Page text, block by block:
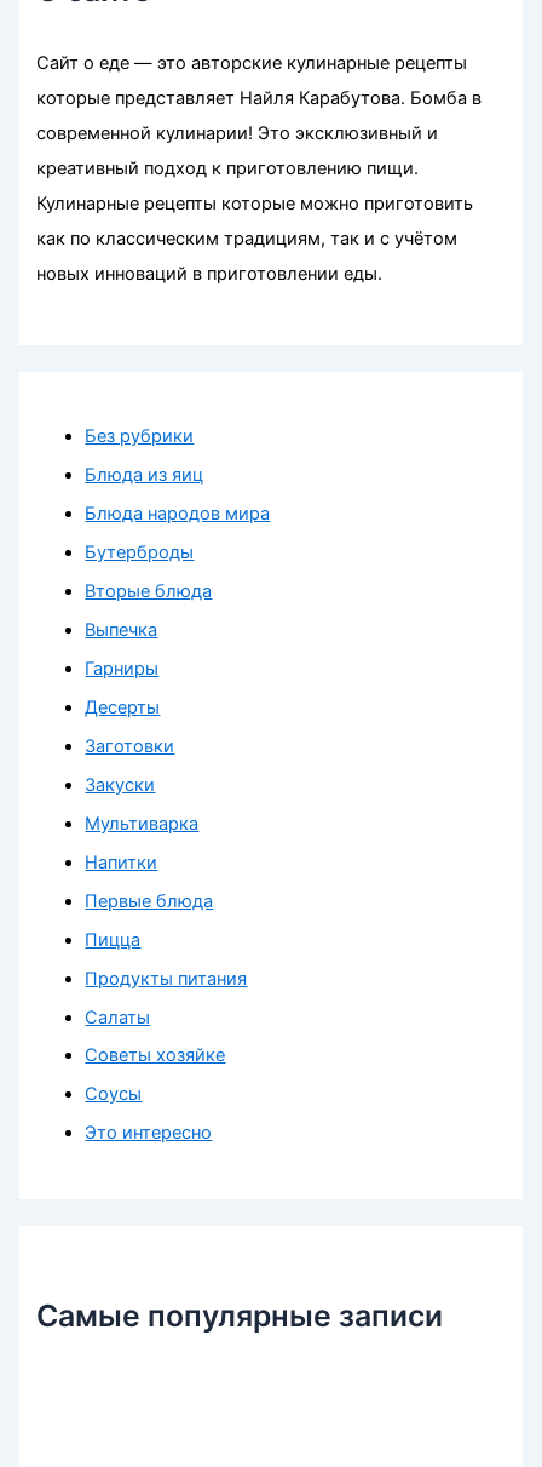
Сайт о еде — это авторские кулинарные рецепты
которые представляет Найля Карабутова. Бомба в
современной кулинарии! Это эксклюзивный и
креативный подход к приготовлению пищи.
Кулинарные рецепты которые можно приготовить
как по классическим традициям, так и с учётом
новых инноваций в приготовлении еды.
Без рубрики
Блюда из яиц
Блюда народов мира
Бутерброды
Вторые блюда
Выпечка
Гарниры
Десерты
Заготовки
Закуски
Мультиварка
Напитки
Первые блюда
Пицца
Продукты питания
Салаты
Советы хозяйке
Соусы
Это интересно
Самые популярные записи